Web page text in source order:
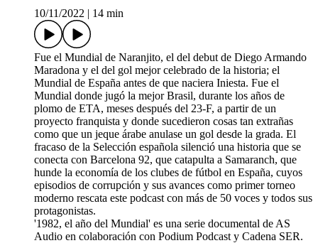
10/11/2022 | 14 min
Fue el Mundial de Naranjito, el del debut de Diego Armando
Maradona y el del gol mejor celebrado de la historia; el
Mundial de España antes de que naciera Iniesta. Fue el
Mundial donde jugó la mejor Brasil, durante los años de
plomo de ETA, meses después del 23-F, a partir de un
proyecto franquista y donde sucedieron cosas tan extrañas
como que un jeque árabe anulase un gol desde la grada. El
fracaso de la Selección española silenció una historia que se
conecta con Barcelona 92, que catapulta a Samaranch, que
hunde la economía de los clubes de fútbol en España, cuyos
episodios de corrupción y sus avances como primer torneo
moderno rescata este podcast con más de 50 voces y todos sus
protagonistas.
'1982, el año del Mundial' es una serie documental de AS
Audio en colaboración con Podium Podcast y Cadena SER.